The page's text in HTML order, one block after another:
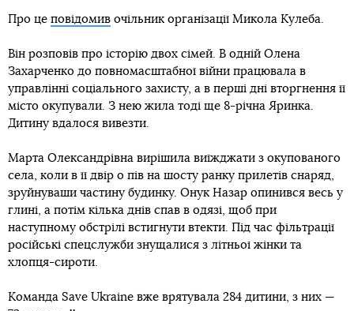
Про це повідомив очільник організації Микола Кулеба.
Він розповів про історію двох сімей. В одній Олена
Захарченко до повномасштабної війни працювала в
управлінні соціального захисту, а в перші дні вторгнення її
місто окупували. З нею жила тоді ще 8-річна Яринка.
Дитину вдалося вивезти.
Марта Олександрівна вирішила виїжджати з окупованого
села, коли в її двір о пів на шосту ранку прилетів снаряд,
зруйнуваши частину будинку. Онук Назар опинився весь у
глині, а потім кілька днів спав в одязі, щоб при
наступному обстрілі встигнути втекти. Під час фільтрації
російські спецслужби знущалися з літньої жінки та
хлопця-сироти.
Команда Save Ukraine вже врятувала 284 дитини, з них —